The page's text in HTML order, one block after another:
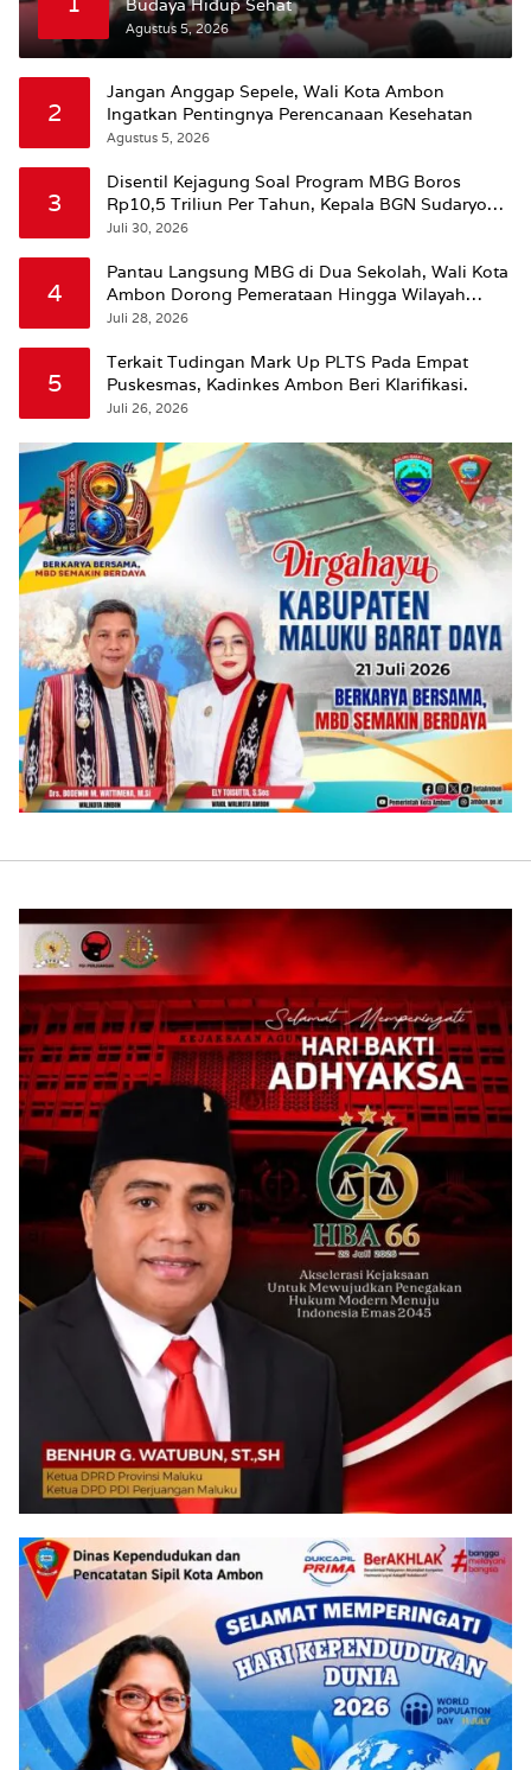
Agustus 5, 2026
2
Jangan Anggap Sepele, Wali Kota Ambon
Ingatkan Pentingnya Perencanaan Kesehatan
Agustus 5, 2026
3
Disentil Kejagung Soal Program MBG Boros
Rp10,5 Triliun Per Tahun, Kepala BGN Sudaryono
Beri Penjelasan
Juli 30, 2026
4
Pantau Langsung MBG di Dua Sekolah, Wali Kota
Ambon Dorong Pemerataan Hingga Wilayah
Leitimur Selatan
Juli 28, 2026
5
Terkait Tudingan Mark Up PLTS Pada Empat
Puskesmas, Kadinkes Ambon Beri Klarifikasi.
Juli 26, 2026